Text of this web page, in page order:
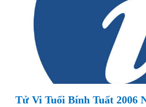
Tử Vi Tuổi Bính Tuất 2006